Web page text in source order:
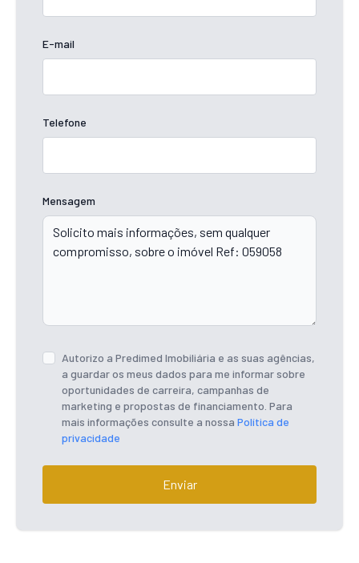
E-mail
Telefone
Mensagem
Autorizo a Predimed Imobiliária e as suas agências,
a guardar os meus dados para me informar sobre
oportunidades de carreira, campanhas de
marketing e propostas de financiamento. Para
mais informações consulte a nossa Política de
privacidade
Enviar